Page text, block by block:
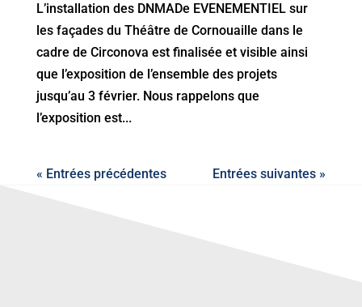
L’installation des DNMADe EVENEMENTIEL sur
les façades du Théâtre de Cornouaille dans le
cadre de Circonova est finalisée et visible ainsi
que l’exposition de l’ensemble des projets
jusqu’au 3 février. Nous rappelons que
l’exposition est...
« Entrées précédentes Entrées suivantes »